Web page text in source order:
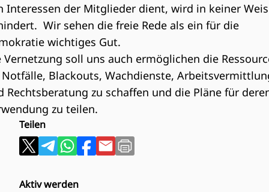
Interessen der Mitglieder dient, wird in keiner
Wir sehen die freie Rede als ein für die
wichtiges Gut.
Vernetzung soll uns auch ermöglichen die
Blackouts, Wachdienste,
Rechtsberatung zu schaffen und die Pläne für
zu teilen.
Teilen
Aktiv werden